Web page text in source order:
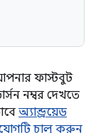
ফাস্টবুট
নম্বর দেখতে
অ্যান্ড্রয়েড
চালু করুন